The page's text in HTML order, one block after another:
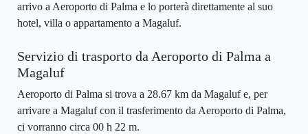
arrivo a Aeroporto di Palma e lo porterà direttamente al suo
hotel, villa o appartamento a Magaluf.
Servizio di trasporto da Aeroporto di Palma a
Magaluf
Aeroporto di Palma si trova a 28.67 km da Magaluf e, per
arrivare a Magaluf con il trasferimento da Aeroporto di Palma,
ci vorranno circa 00 h 22 m.